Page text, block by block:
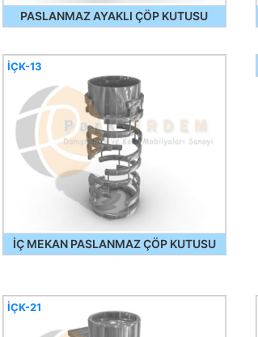
PASLANMAZ AYAKLI ÇÖP KUTUSU
İÇ MEKAN PASLANMAZ ÇÖP KUTUSU
İÇK-13
İÇK-21